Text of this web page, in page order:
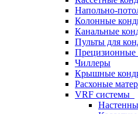
Напольно-
Колонные
Канальные
Пульты для
Прецизионные
Чиллеры
Крышные
Расхоные
VRF системы